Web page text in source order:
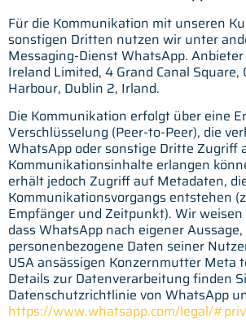
Für die Kommunikation mit unseren
sonstigen Dritten nutzen wir unter
Messaging-Dienst WhatsApp.
Ireland Limited, 4 Grand Canal Square,
Harbour, Dublin 2, Irland.
Die Kommunikation erfolgt über eine
Verschlüsselung (Peer-to-Peer), die
WhatsApp oder sonstige Dritte Zugriff
Kommunikationsinhalte erlangen
erhält jedoch Zugriff auf Metadaten,
Kommunikationsvorgangs entstehen
Empfänger und Zeitpunkt). Wir
dass WhatsApp nach eigener Aussage,
personenbezogene Daten seiner
USA ansässigen Konzernmutter Meta
Details zur Datenverarbeitung finden
Datenschutzrichtlinie von WhatsApp
https://www.whatsapp.com/legal/